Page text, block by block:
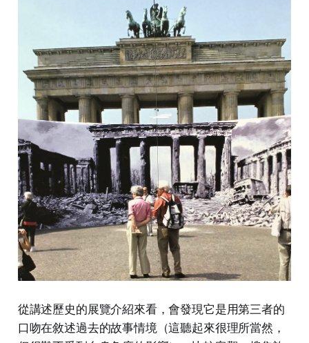
從講述歷史的展覽介紹來看，會發現它是用第三者的
口吻在敘述過去的故事情境（這聽起來很理所當然，